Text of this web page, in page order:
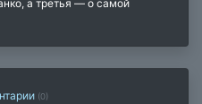
а третья — о самой
(0)